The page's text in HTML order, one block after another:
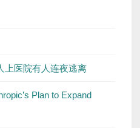
上医院有人连夜逃离
Plan to Expand